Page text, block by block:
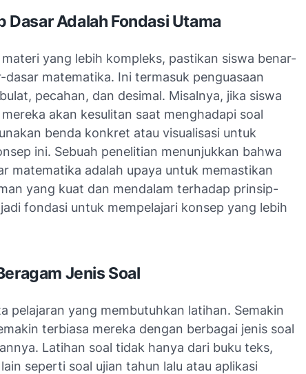
Dasar Adalah Fondasi Utama
yang lebih kompleks, pastikan siswa benar-
dasar matematika. Ini termasuk penguasaan
pecahan, dan desimal. Misalnya, jika siswa
akan kesulitan saat menghadapi soal
benda konkret atau visualisasi untuk
ini. Sebuah penelitian menunjukkan bahwa
matematika adalah upaya untuk memastikan
yang kuat dan mendalam terhadap prinsip-
fondasi untuk mempelajari konsep yang lebih
Jenis Soal
pelajaran yang membutuhkan latihan. Semakin
terbiasa mereka dengan berbagai jenis soal
Latihan soal tidak hanya dari buku teks,
seperti soal ujian tahun lalu atau aplikasi